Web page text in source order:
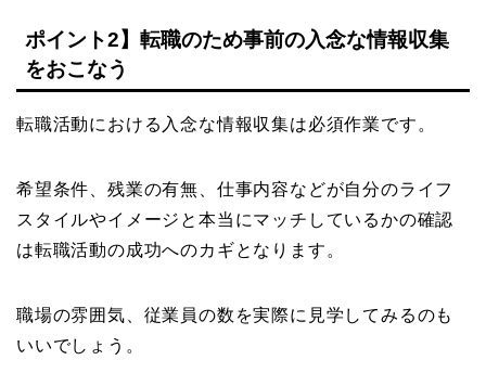
ポイント2】転職のため事前の入念な情報収集
をおこなう
転職活動における入念な情報収集は必須作業です。
希望条件、残業の有無、仕事内容などが自分のライフ
スタイルやイメージと本当にマッチしているかの確認
は転職活動の成功へのカギとなります。
職場の雰囲気、従業員の数を実際に見学してみるのも
いいでしょう。